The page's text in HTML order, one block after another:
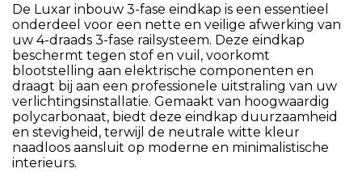
De Luxar inbouw 3-fase eindkap is een essentieel
onderdeel voor een nette en veilige afwerking van
uw 4-draads 3-fase railsysteem. Deze eindkap
beschermt tegen stof en vuil, voorkomt
blootstelling aan elektrische componenten en
draagt bij aan een professionele uitstraling van uw
verlichtingsinstallatie. Gemaakt van hoogwaardig
polycarbonaat, biedt deze eindkap duurzaamheid
en stevigheid, terwijl de neutrale witte kleur
naadloos aansluit op moderne en minimalistische
interieurs.